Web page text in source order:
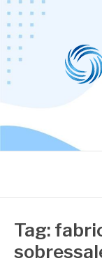
Pular
para
conteúdo
Tag: